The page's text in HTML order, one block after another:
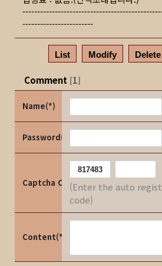
------------------------
List Modify Delete
Comment [1]
Name(*)
Password(*)
Captcha Code(Enter the auto
code)
Content(*)